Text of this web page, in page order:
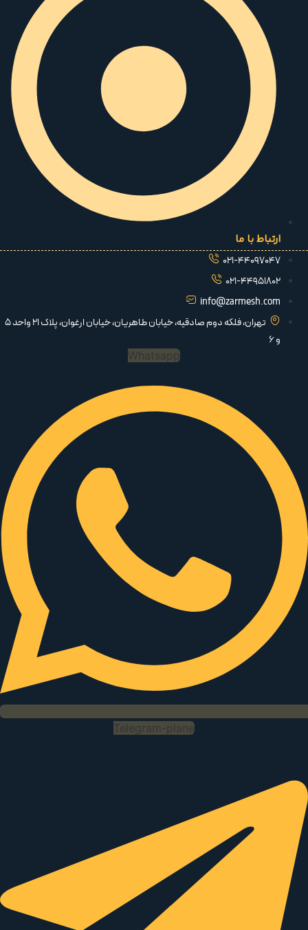
ارتباط با ما
021-44097047
021-44951802
info@zarmesh.com
تهران، فلکه دوم صادقیه، خیابان طاهریان، خیابان ارغوان، پلاک 21 واحد 5
و 6
Whatsapp
Telegram-plane